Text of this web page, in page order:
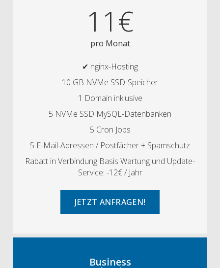
11€
pro Monat
✔ nginx-Hosting
10 GB NVMe SSD-Speicher
1 Domain inklusive
5 NVMe SSD MySQL-Datenbanken
5 Cron Jobs
5 E-Mail-Adressen / Postfächer + Spamschutz
Rabatt in Verbindung Basis Wartung und Update-
Service: -12€ / Jahr
JETZT ANFRAGEN!
Business